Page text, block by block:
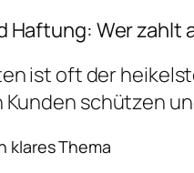
Wer zahlt
ist oft der
schützen
klares Thema